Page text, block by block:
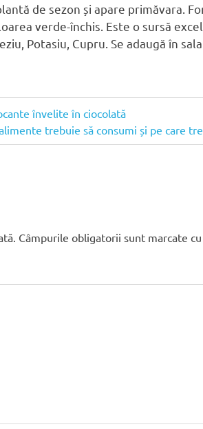
de sezon și apare primăvara.
verde-închis. Este o sursă
Potasiu, Cupru. Se adaugă în
învelite în ciocolată
trebuie să consumi și pe care
Câmpurile obligatorii sunt marcate cu